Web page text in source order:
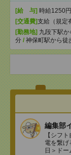
[給 与] 時給1250
[交通費]支給（規定
[勤務地] 九段下駅
分 / 神保町駅から徒
編集部
【シフ
電を繋げ
日＞ド